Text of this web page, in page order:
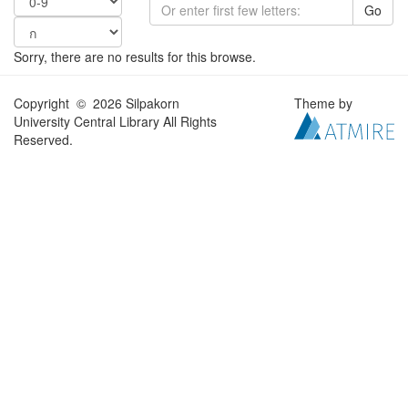
Go
Sorry, there are no results for this browse.
Copyright © 2026 Silpakorn
University Central Library All Rights
Reserved.
Theme by